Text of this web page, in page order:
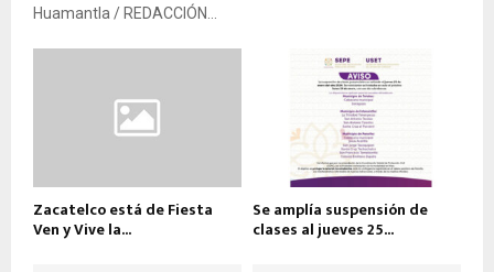
Huamantla / REDACCIÓN...
Zacatelco está de Fiesta
Ven y Vive la...
Se amplía suspensión de
clases al jueves 25...